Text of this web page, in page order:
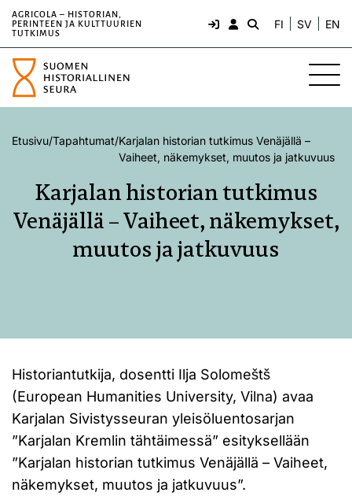
AGRICOLA – HISTORIAN,
PERINTEEN JA KULTTUURIEN
TUTKIMUS
FI SV EN
Etusivu/Tapahtumat/Karjalan historian tutkimus Venäjällä –
Vaiheet, näkemykset, muutos ja jatkuvuus
Karjalan historian tutkimus
Venäjällä – Vaiheet, näkemykset,
muutos ja jatkuvuus
Historiantutkija, dosentti Ilja Solomeštš
(European Humanities University, Vilna) avaa
Karjalan Sivistysseuran yleisöluentosarjan
”Karjalan Kremlin tähtäimessä” esityksellään
”Karjalan historian tutkimus Venäjällä – Vaiheet,
näkemykset, muutos ja jatkuvuus”.